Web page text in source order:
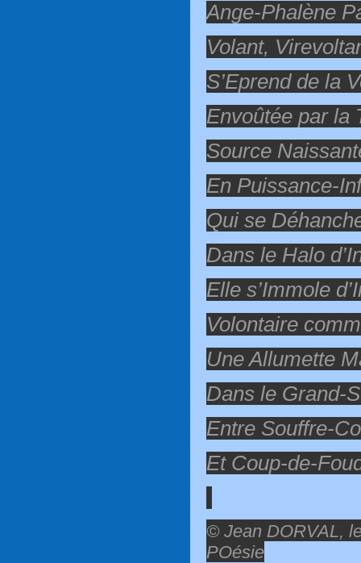
Ange-Phalène
Volant,
S’Eprend de la
Envoûtée par la
Source
En Puissance-
Qui se
Dans le Halo
Elle s’Immole
Volontaire
Une Allumette
Dans le Grand-
Entre Souffre-
Et Coup-de-
© Jean DORVAL,
POésie